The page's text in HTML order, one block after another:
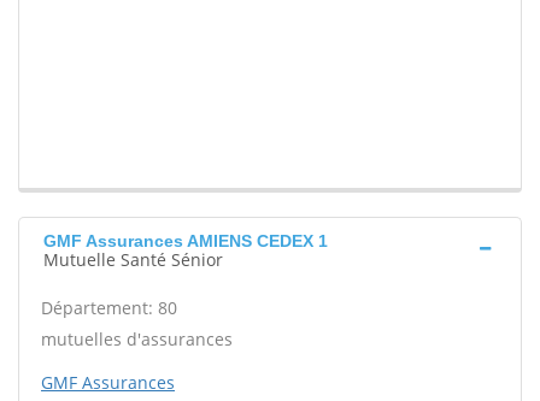
GMF Assurances AMIENS CEDEX 1
Mutuelle Santé Sénior
Département: 80
mutuelles d'assurances
GMF Assurances